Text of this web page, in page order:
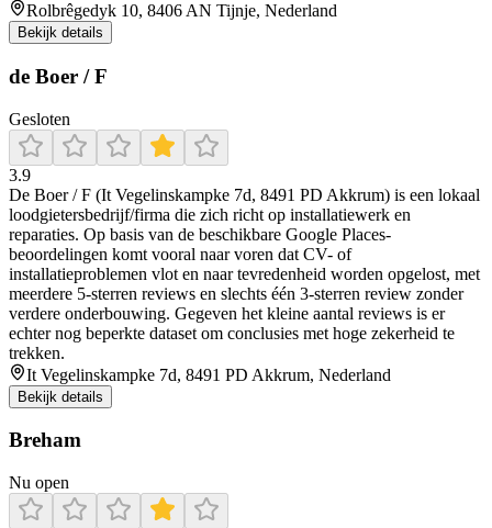
Rolbrêgedyk 10, 8406 AN Tijnje, Nederland
Bekijk details
de Boer / F
Gesloten
3.9
De Boer / F (It Vegelinskampke 7d, 8491 PD Akkrum) is een lokaal
loodgietersbedrijf/firma die zich richt op installatiewerk en
reparaties. Op basis van de beschikbare Google Places-
beoordelingen komt vooral naar voren dat CV- of
installatieproblemen vlot en naar tevredenheid worden opgelost, met
meerdere 5-sterren reviews en slechts één 3-sterren review zonder
verdere onderbouwing. Gegeven het kleine aantal reviews is er
echter nog beperkte dataset om conclusies met hoge zekerheid te
trekken.
It Vegelinskampke 7d, 8491 PD Akkrum, Nederland
Bekijk details
Breham
Nu open